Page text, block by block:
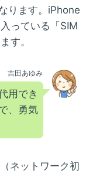
ります。iPhone
っている「SIM
す。
吉田あゆみ
用でき
、勇気
（ネットワーク初